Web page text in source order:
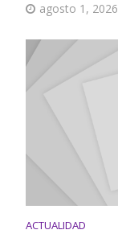
agosto 1, 2026
ACTUALIDAD